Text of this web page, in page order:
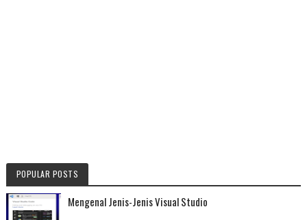
POPULAR POSTS
Mengenal Jenis-Jenis Visual Studio